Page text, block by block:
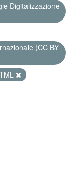
Digitalizzazione
(CC BY